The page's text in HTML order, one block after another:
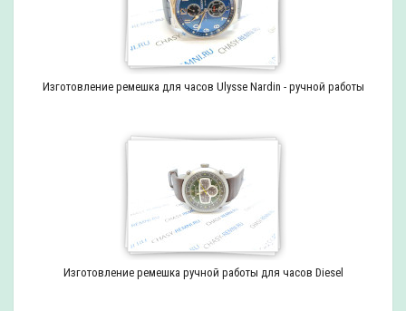
Изготовление ремешка для часов Ulysse Nardin - ручной работы
Изготовление ремешка ручной работы для часов Diesel